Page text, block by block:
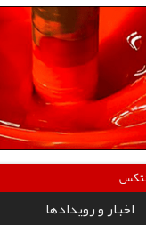
اخبار و رویدادها